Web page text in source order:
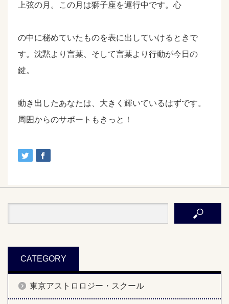
上弦の月。この月は獅子座を運行中です。心
の中に秘めていたものを表に出していけるときで
す。沈黙より言葉、そして言葉より行動が今日の
鍵。
動き出したあなたは、大きく輝いているはずです。
周囲からのサポートもきっと！
CATEGORY
東京アストロロジー・スクール